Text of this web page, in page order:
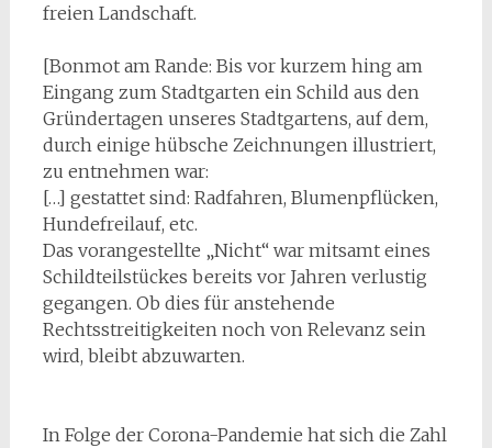
freien Landschaft.
[Bonmot am Rande: Bis vor kurzem hing am
Eingang zum Stadtgarten ein Schild aus den
Gründertagen unseres Stadtgartens, auf dem,
durch einige hübsche Zeichnungen illustriert,
zu entnehmen war:
[…] gestattet sind: Radfahren, Blumenpflücken,
Hundefreilauf, etc.
Das vorangestellte „Nicht“ war mitsamt eines
Schildteilstückes bereits vor Jahren verlustig
gegangen. Ob dies für anstehende
Rechtsstreitigkeiten noch von Relevanz sein
wird, bleibt abzuwarten.
In Folge der Corona-Pandemie hat sich die Zahl